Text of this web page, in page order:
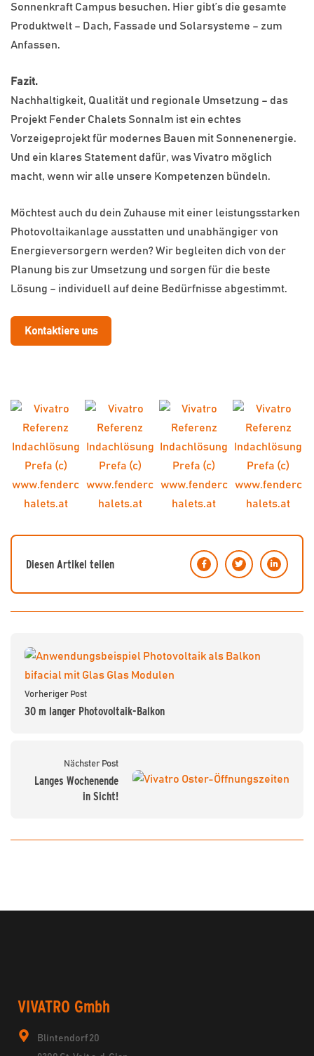
Sonnenkraft Campus besuchen. Hier gibt’s die gesamte
Produktwelt – Dach, Fassade und Solarsysteme – zum
Anfassen.
Fazit.
Nachhaltigkeit, Qualität und regionale Umsetzung – das
Projekt Fender Chalets Sonnalm ist ein echtes
Vorzeigeprojekt für modernes Bauen mit Sonnenenergie.
Und ein klares Statement dafür, was Vivatro möglich
macht, wenn wir alle unsere Kompetenzen bündeln.
Möchtest auch du dein Zuhause mit einer leistungsstarken
Photovoltaikanlage ausstatten und unabhängiger von
Energieversorgern werden? Wir begleiten dich von der
Planung bis zur Umsetzung und sorgen für die beste
Lösung – individuell auf deine Bedürfnisse abgestimmt.
Kontaktiere uns
Diesen Artikel teilen
Vorheriger Post
30 m langer Photovoltaik-Balkon
Nächster Post
Langes Wochenende
in Sicht!
VIVATRO Gmbh
Blintendorf 20